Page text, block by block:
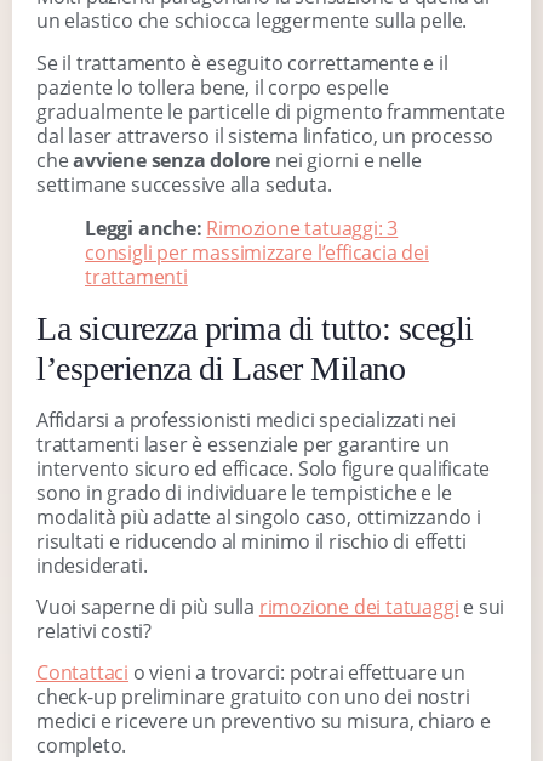
un elastico che schiocca leggermente sulla pelle.
Se il trattamento è eseguito correttamente e il
paziente lo tollera bene, il corpo espelle
gradualmente le particelle di pigmento frammentate
dal laser attraverso il sistema linfatico, un processo
cheavviene senza dolore nei giorni e nelle
settimane successive alla seduta.
Leggi anche: Rimozione tatuaggi: 3
consigli per massimizzare l’efficacia dei
trattamenti
La sicurezza prima di tutto: scegli
l’esperienza di Laser Milano
Affidarsi a professionisti medici specializzati nei
trattamenti laser è essenziale per garantire un
intervento sicuro ed efficace. Solo figure qualificate
sono in grado di individuare le tempistiche e le
modalità più adatte al singolo caso, ottimizzando i
risultati e riducendo al minimo il rischio di effetti
indesiderati.
Vuoi saperne di più sulla rimozione dei tatuaggi e sui
relativi costi?
Contattaci o vieni a trovarci: potrai effettuare un
check-up preliminare gratuito con uno dei nostri
medici e ricevere un preventivo su misura, chiaro e
completo.